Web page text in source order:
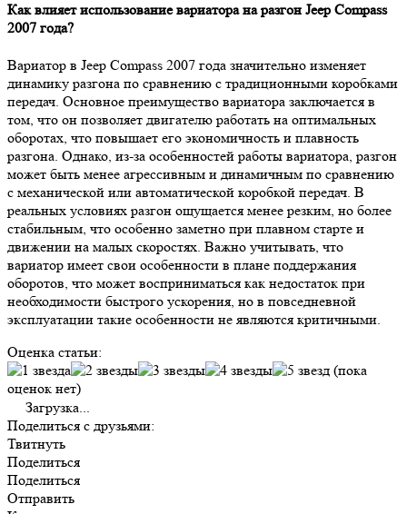
Как влияет использование вариатора на разгон Jeep Compass
2007 года?
Вариатор в Jeep Compass 2007 года значительно изменяет
динамику разгона по сравнению с традиционными коробками
передач. Основное преимущество вариатора заключается в
том, что он позволяет двигателю работать на оптимальных
оборотах, что повышает его экономичность и плавность
разгона. Однако, из-за особенностей работы вариатора, разгон
может быть менее агрессивным и динамичным по сравнению
с механической или автоматической коробкой передач. В
реальных условиях разгон ощущается менее резким, но более
стабильным, что особенно заметно при плавном старте и
движении на малых скоростях. Важно учитывать, что
вариатор имеет свои особенности в плане поддержания
оборотов, что может восприниматься как недостаток при
необходимости быстрого ускорения, но в повседневной
эксплуатации такие особенности не являются критичными.
Оценка статьи:
(пока
оценок нет)
Загрузка...
Поделиться с друзьями:
Твитнуть
Поделиться
Поделиться
Отправить